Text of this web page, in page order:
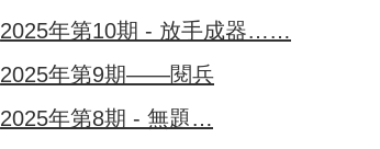
2025年第10期 - 放手成器……
2025年第9期——閱兵
2025年第8期 - 無題…